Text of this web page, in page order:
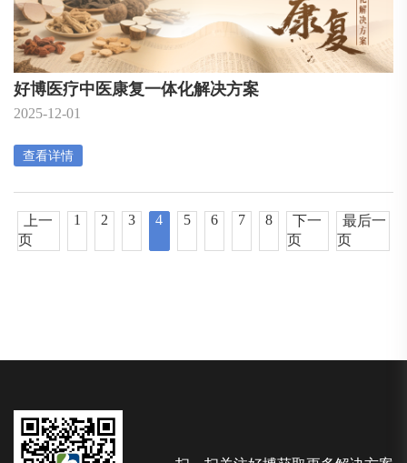
好博医疗中医康复一体化解决方案
2025-12-01
查看详情
上一
页
1 2 3 4 5 6 7 8
下一
页
最后一
页